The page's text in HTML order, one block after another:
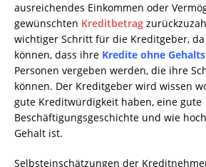
ausreichendes Einkommen oder
gewünschten Kreditbetrag
wichtiger Schritt für die Kreditgeber,
können, dass ihre Kredite ohne
Personen vergeben werden, die ihre
können. Der Kreditgeber wird wissen
gute Kreditwürdigkeit haben, eine gute
Beschäftigungsgeschichte und wie
Gehalt ist.
Selbsteinschätzungen der